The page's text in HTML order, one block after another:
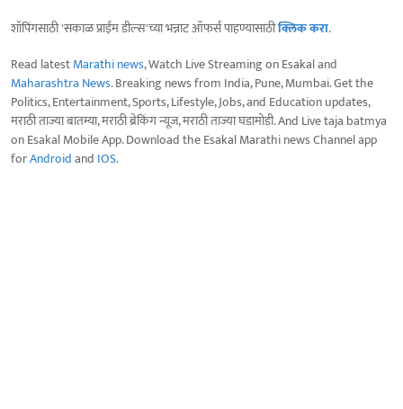
शॉपिंगसाठी 'सकाळ प्राईम डील्स'च्या भन्नाट ऑफर्स पाहण्यासाठीक्लिक करा.
Read latestMarathi news, Watch Live Streaming on Esakal and
Maharashtra News. Breaking news from India, Pune, Mumbai. Get the
Politics, Entertainment, Sports, Lifestyle, Jobs, and Education updates,
मराठी ताज्या बातम्या, मराठी ब्रेकिंग न्यूज, मराठी ताज्या घडामोडी. And Live taja batmya
on Esakal Mobile App. Download the Esakal Marathi news Channel app
forAndroidand IOS.